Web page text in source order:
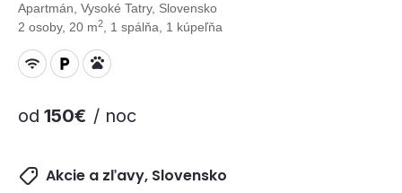
Apartmán, Vysoké Tatry, Slovensko
2 osoby, 20 m2 , 1 spálňa, 1 kúpeľňa
od 150€ / noc
Akcie a zľavy, Slovensko